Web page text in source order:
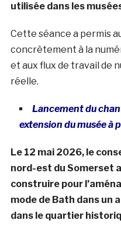
utilisée dans les
Cette séance a permis
concrètement à la
et aux flux de travail de
réelle.
Lancement du
extension du musée à
Le 12 mai 2026, le
nord-est du Somerset
construire pour
mode de Bath dans un
dans le quartier